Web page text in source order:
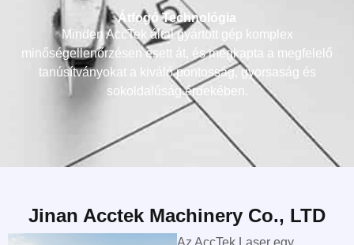
Átfogó Technológia
Minden AccTek által gyártott gép komplex
minőségellenőrzésen esett át, és megkapta a megfelelő
tanúsítványokat a kiváló pontosság, gyorsaság és
sokoldalúság érdekében.
Jinan Acctek Machinery Co., LTD
Az AccTek Laser egy